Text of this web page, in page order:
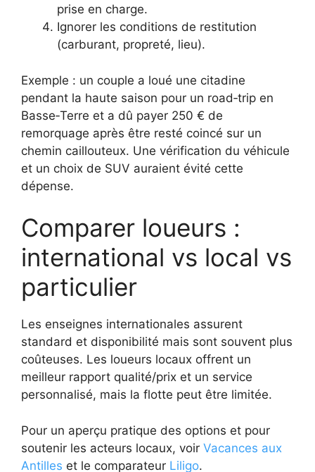
prise en charge.
Ignorer les conditions de restitution
(carburant, propreté, lieu).
Exemple : un couple a loué une citadine
pendant la haute saison pour un road‑trip en
Basse‑Terre et a dû payer 250 € de
remorquage après être resté coincé sur un
chemin caillouteux. Une vérification du véhicule
et un choix de SUV auraient évité cette
dépense.
Comparer loueurs :
international vs local vs
particulier
Les enseignes internationales assurent
standard et disponibilité mais sont souvent plus
coûteuses. Les loueurs locaux offrent un
meilleur rapport qualité/prix et un service
personnalisé, mais la flotte peut être limitée.
Pour un aperçu pratique des options et pour
soutenir les acteurs locaux, voir Vacances aux
Antilles et le comparateur Liligo.